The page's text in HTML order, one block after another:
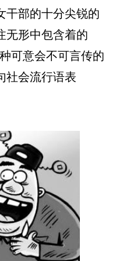
干部的十分尖锐的
无形中包含着的
可意会不可言传的
社会流行语表